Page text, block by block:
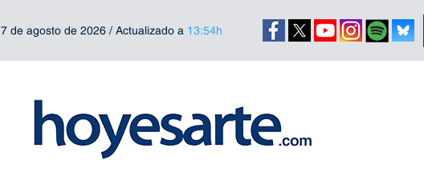
7 de agosto de 2026 / Actualizado a 13:54h